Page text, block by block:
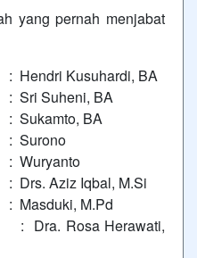
yang pernah menjabat
Hendri Kusuhardi, BA
Sri Suheni, BA
Sukamto, BA
: Surono
Wuryanto
Drs. Aziz Iqbal, M.Si
Masduki, M.Pd
: Dra. Rosa Herawati,